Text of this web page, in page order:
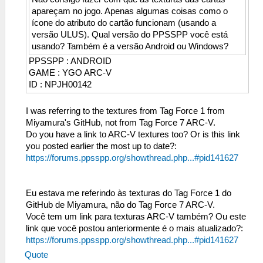
apareçam no jogo. Apenas algumas coisas como o
ícone do atributo do cartão funcionam (usando a
versão ULUS). Qual versão do PPSSPP você está
usando? Também é a versão Android ou Windows?
PPSSPP : ANDROID
GAME : YGO ARC-V
ID : NPJH00142
I was referring to the textures from Tag Force 1 from
Miyamura's GitHub, not from Tag Force 7 ARC-V.
Do you have a link to ARC-V textures too? Or is this link
you posted earlier the most up to date?:
https://forums.ppsspp.org/showthread.php...#pid141627
Eu estava me referindo às texturas do Tag Force 1 do
GitHub de Miyamura, não do Tag Force 7 ARC-V.
Você tem um link para texturas ARC-V também? Ou este
link que você postou anteriormente é o mais atualizado?:
https://forums.ppsspp.org/showthread.php...#pid141627
Quote